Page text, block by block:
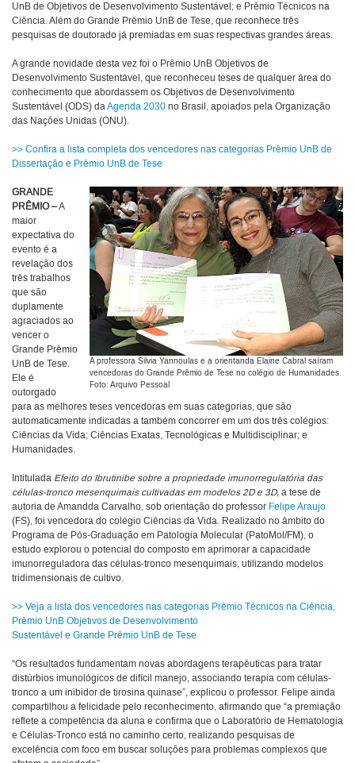
UnB de Objetivos de Desenvolvimento Sustentável; e Prêmio Técnicos na
Ciência. Além do Grande Prêmio UnB de Tese, que reconhece três
pesquisas de doutorado já premiadas em suas respectivas grandes áreas.
A grande novidade desta vez foi o Prêmio UnB Objetivos de
Desenvolvimento Sustentável, que reconheceu teses de qualquer área do
conhecimento que abordassem os Objetivos de Desenvolvimento
Sustentável (ODS) daAgenda 2030 no Brasil, apoiados pela Organização
das Nações Unidas (ONU).
>> Confira a lista completa dos vencedores nas categorias Prêmio UnB de
Dissertação e Prêmio UnB de Tese
A professora Silvia Yannoulas e a orientanda Elaine Cabral saíram
vencedoras do Grande Prêmio de Tese no colégio de Humanidades.
Foto: Arquivo Pessoal
GRANDE
PRÊMIO –A
maior
expectativa do
evento é a
revelação dos
três trabalhos
que são
duplamente
agraciados ao
vencer o
Grande Prêmio
UnB de Tese.
Ele é
outorgado
para as melhores teses vencedoras em suas categorias, que são
automaticamente indicadas a também concorrer em um dos três colégios:
Ciências da Vida; Ciências Exatas, Tecnológicas e Multidisciplinar; e
Humanidades.
Intitulada Efeito do Ibrutinibe sobre a propriedade imunorregulatória das
células-tronco mesenquimais cultivadas em modelos 2D e 3D, a tese de
autoria de Amandda Carvalho, sob orientação do professor Felipe Araujo
(FS), foi vencedora do colégio Ciências da Vida. Realizado no âmbito do
Programa de Pós-Graduação em Patologia Molecular (PatoMol/FM), o
estudo explorou o potencial do composto em aprimorar a capacidade
imunorreguladora das células-tronco mesenquimais, utilizando modelos
tridimensionais de cultivo.
>> Veja a lista dos vencedores nas categorias Prêmio Técnicos na Ciência,
Prêmio UnB Objetivos de Desenvolvimento
Sustentável e Grande Prêmio UnB de Tese
“Os resultados fundamentam novas abordagens terapêuticas para tratar
distúrbios imunológicos de difícil manejo, associando terapia com células-
tronco a um inibidor de tirosina quinase”, explicou o professor. Felipe ainda
compartilhou a felicidade pelo reconhecimento, afirmando que “a premiação
reflete a competência da aluna e confirma que o Laboratório de Hematologia
e Células-Tronco está no caminho certo, realizando pesquisas de
excelência com foco em buscar soluções para problemas complexos que